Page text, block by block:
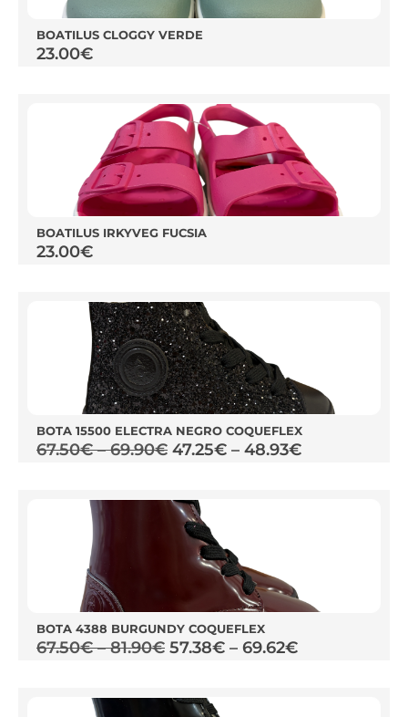
BOATILUS CLOGGY VERDE
23.00€
BOATILUS IRKYVEG FUCSIA
23.00€
BOTA 15500 ELECTRA NEGRO COQUEFLEX
67.50€ – 69.90€ 47.25€ – 48.93€
BOTA 4388 BURGUNDY COQUEFLEX
67.50€ – 81.90€ 57.38€ – 69.62€